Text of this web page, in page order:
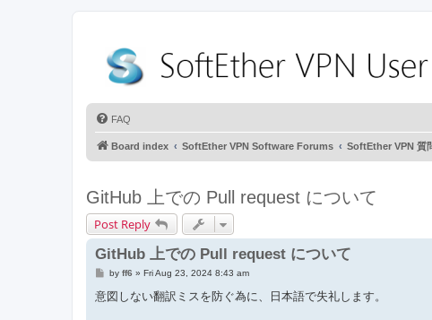
FAQ
Board index SoftEther VPN Software Forums SoftEther VPN 質
GitHub 上での Pull request について
Post Reply
GitHub 上での Pull request について
P
s
t
by ff6 » Fri Aug 23, 2024 8:43 am
意図しない翻訳ミスを防ぐ為に、日本語で失礼します。